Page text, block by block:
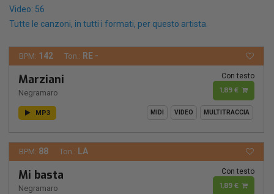
Video: 56
Tutte le canzoni, in tutti i formati, per questo artista.
BPM: 142 Ton.: RE -
Marziani
Negramaro
Con testo
1,89 €
MP3 MIDI VIDEO MULTITRACCIA
BPM: 88 Ton.: LA
Mi basta
Negramaro
Con testo
1,89 €